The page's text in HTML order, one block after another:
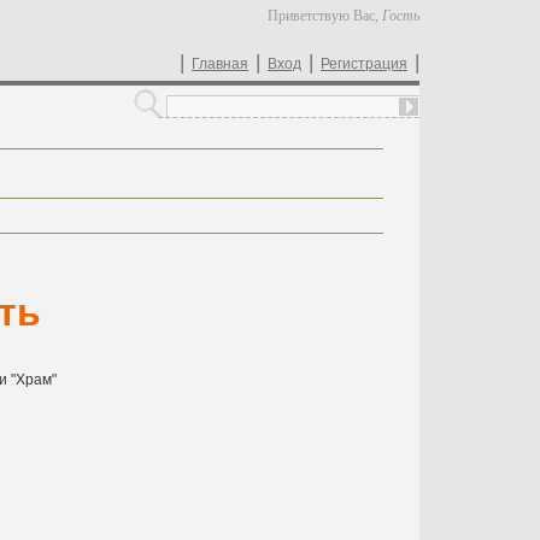
Приветствую Вас, Гость
| Главная | Вход | Регистрация |
"Храм"